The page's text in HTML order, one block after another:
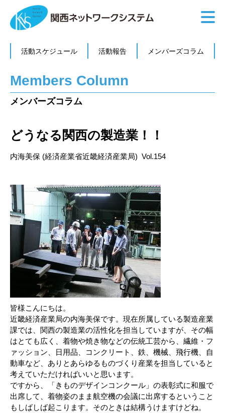
活動スケジュール 活動報告 メンバーズコラム
Members Column
メンバーズコラム
どうなる関西の製造業！！
内海美保 (経済産業省近畿経済産業局) Vol.154
皆様こんにちは。
近畿経済産業局の内海美保です。現在所属している製造産業
課では、関西の製造業の活性化を担当していますが、その幅
はとても広く、着物や焼き物などの伝統工芸から、繊維・フ
ァッション、日用品、コンクリート、鉄、機械、飛行機、自
動車など、ありとあらゆるものづくり産業を担当していると
考えていただければいいと思います。
ですから、「きものデザインコンクール」の表彰式に和服で
出席して、着物姿のまま航空機の会議に出席するということ
もしばしば起こります。そのときは結構うけますけどね。